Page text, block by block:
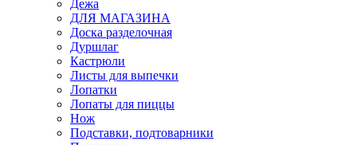
Дежа
ДЛЯ МАГАЗИНА
Доска разделочная
Дуршлаг
Кастрюли
Листы для выпечки
Лопатки
Лопаты для пиццы
Нож
Подставки, подтоварники